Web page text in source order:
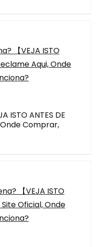
ISTO ANTES DE
Onde Comprar,